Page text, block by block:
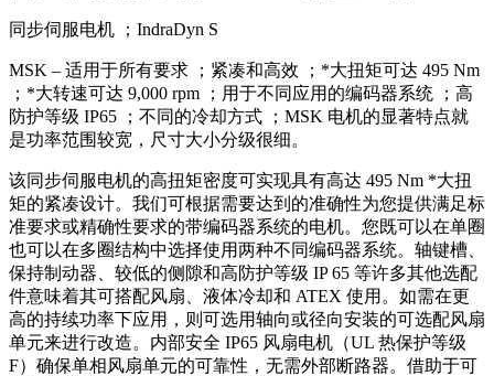
同步伺服电机 ；IndraDyn S
MSK – 适用于所有要求 ；紧凑和高效 ；*大扭矩可达 495 Nm
；*大转速可达 9,000 rpm ；用于不同应用的编码器系统 ；高
防护等级 IP65 ；不同的冷却方式 ；MSK 电机的显著特点就
是功率范围较宽，尺寸大小分级很细。
该同步伺服电机的高扭矩密度可实现具有高达 495 Nm *大扭
矩的紧凑设计。我们可根据需要达到的准确性为您提供满足标
准要求或精确性要求的带编码器系统的电机。您既可以在单圈
也可以在多圈结构中选择使用两种不同编码器系统。轴键槽、
保持制动器、较低的侧隙和高防护等级 IP 65 等许多其他选配
件意味着其可搭配风扇、液体冷却和 ATEX 使用。如需在更
高的持续功率下应用，则可选用轴向或径向安装的可选配风扇
单元来进行改造。内部安全 IP65 风扇电机（UL 热保护等级
F）确保单相风扇单元的可靠性，无需外部断路器。借助于可